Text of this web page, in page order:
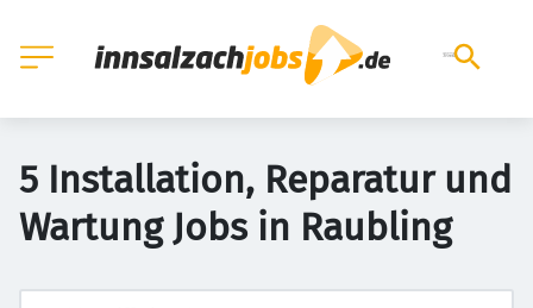
5 Installation, Reparatur und
Wartung Jobs in Raubling